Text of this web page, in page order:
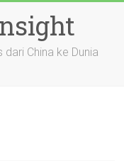
China ke Dunia